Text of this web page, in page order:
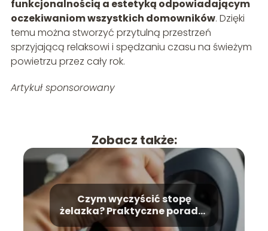
funkcjonalnością a estetyką odpowiadającym
oczekiwaniom wszystkich domowników. Dzięki
temu można stworzyć przytulną przestrzeń
sprzyjającą relaksowi i spędzaniu czasu na świeżym
powietrzu przez cały rok.
Artykuł sponsorowany
Zobacz także:
Czym wyczyścić stopę
żelazka? Praktyczne porady i
wskazówki